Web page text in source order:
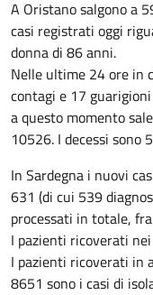
A Oristano salgono a
casi registrati oggi
donna di 86 anni.
Nelle ultime 24 ore in
contagi e 17
a questo momento
10526. I decessi sono
In Sardegna i nuovi
631 (di cui 539
processati in totale,
I pazienti ricoverati
I pazienti ricoverati in
8651 sono i casi di